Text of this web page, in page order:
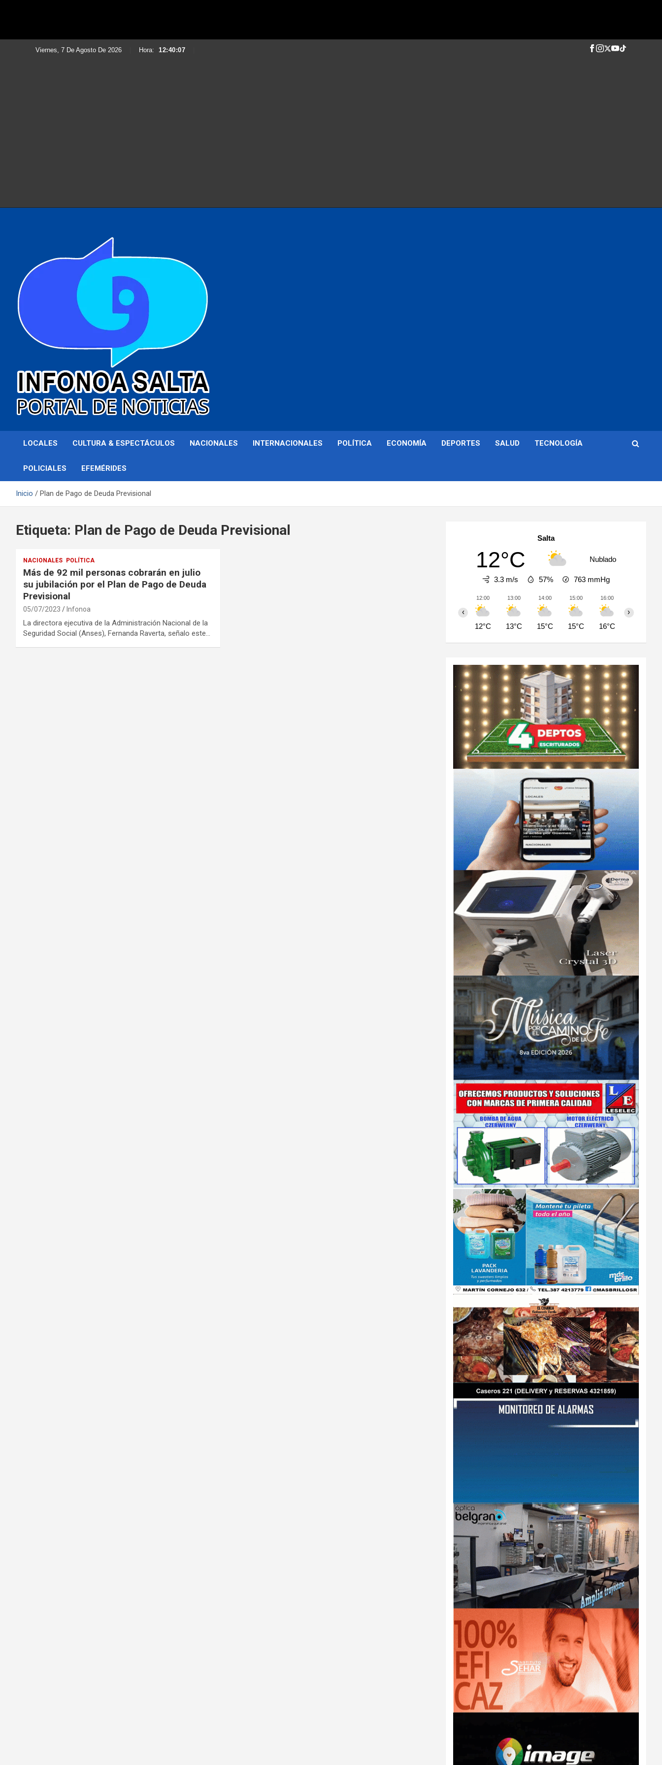
Viernes, 7 De Agosto De 2026 Hora: 12:40:09
Infonoa Salta
LOCALES CULTURA & ESPECTÁCULOS NACIONALES INTERNACIONALES POLÍTICA ECONOMÍA DEPORTES SALUD TECNOLOGÍA
POLICIALES EFEMÉRIDES
Inicio Plan de Pago de Deuda Previsional
Etiqueta: Plan de Pago de Deuda Previsional
NACIONALES POLÍTICA
Más de 92 mil personas cobrarán en julio
su jubilación por el Plan de Pago de Deuda
Previsional
05/07/2023 Infonoa
La directora ejecutiva de la Administración Nacional de la
Seguridad Social (Anses), Fernanda Raverta, señalo este…
Salta
12°C Nublado
3.3 m/s 57% 763 mmHg
12:00
12°C
13:00
13°C
14:00
15°C
15:00
15°C
16:00
16°C
‹ ›